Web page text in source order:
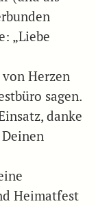
„Liebe
Herzen
sagen.
danke
Heimatfest